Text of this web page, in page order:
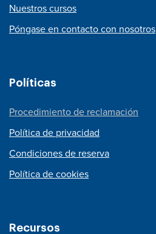
Nuestros cursos
Póngase en contacto con nosotros
Políticas
Procedimiento de reclamación
Política de privacidad
Condiciones de reserva
Política de cookies
Recursos